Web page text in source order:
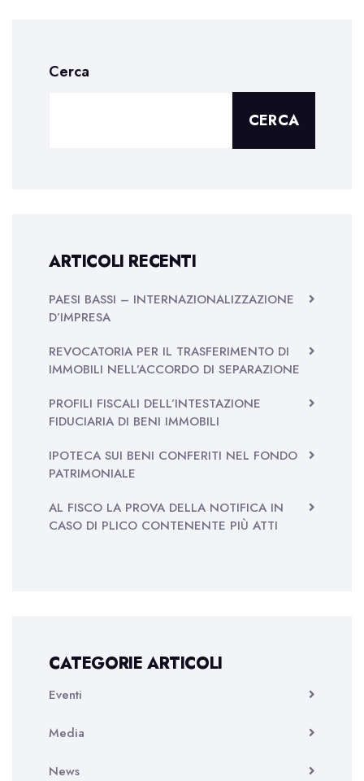
Cerca
CERCA
ARTICOLI RECENTI
PAESI BASSI – INTERNAZIONALIZZAZIONE
D’IMPRESA
REVOCATORIA PER IL TRASFERIMENTO DI
IMMOBILI NELL’ACCORDO DI SEPARAZIONE
PROFILI FISCALI DELL’INTESTAZIONE
FIDUCIARIA DI BENI IMMOBILI
IPOTECA SUI BENI CONFERITI NEL FONDO
PATRIMONIALE
AL FISCO LA PROVA DELLA NOTIFICA IN
CASO DI PLICO CONTENENTE PIÙ ATTI
CATEGORIE ARTICOLI
Eventi
Media
News